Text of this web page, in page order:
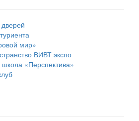
мир»
ВИВТ экспо
«Перспектива»